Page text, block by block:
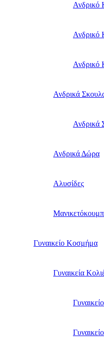
Ανδρικό
Ανδρικό
Ανδρικό
Ανδρικά
Ανδρικά
Ανδρικά Δώρα
Αλυσίδες
Γυναικείο Κοσμήμα
Γυναικεία